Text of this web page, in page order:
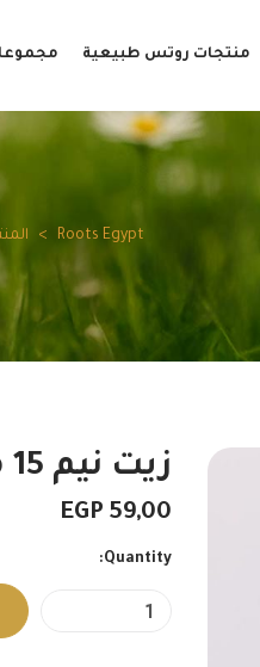
منتجات روتس طبيعية
Roots Egypt
>
زيت نيم 15 ملي
EGP 59,00
Quantity: